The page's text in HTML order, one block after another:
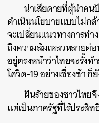
น่าเสียดายที่ผู้นำคน
ดำเนินนโยบายแบบไม่ก
จะเปลี่ยนแนวทางการท
ถึงความล้มเหลวหลายต่
อยู่ตรงหน้าว่าไทยจะรั้ง
โควิด-19 อย่างเชื่องช้า
ฝันร้ายของชาวไทย
แต่เป็นภาครัฐที่ไร้ประสิ